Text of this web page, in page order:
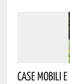
Case Mobili